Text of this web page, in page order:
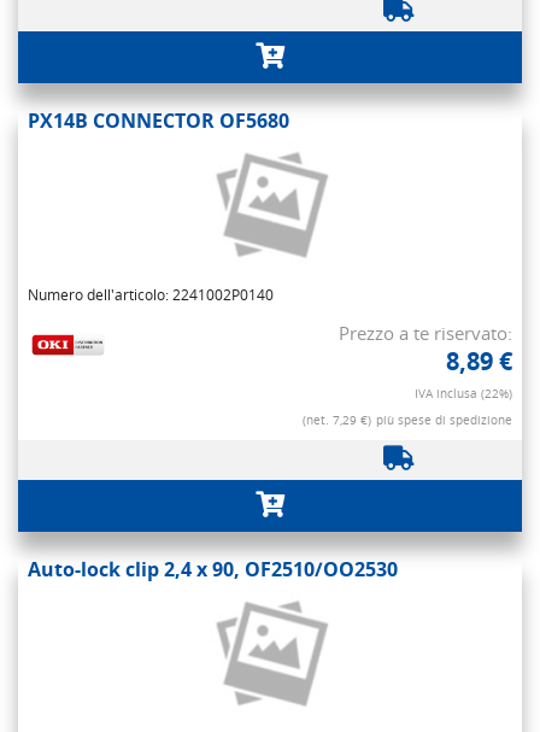
PX14B CONNECTOR OF5680
Numero dell'articolo: 2241002P0140
Prezzo a te riservato:
8,89 €
IVA inclusa (22%)
(net. 7,29 €) più spese di spedizione
Auto-lock clip 2,4 x 90, OF2510/OO2530